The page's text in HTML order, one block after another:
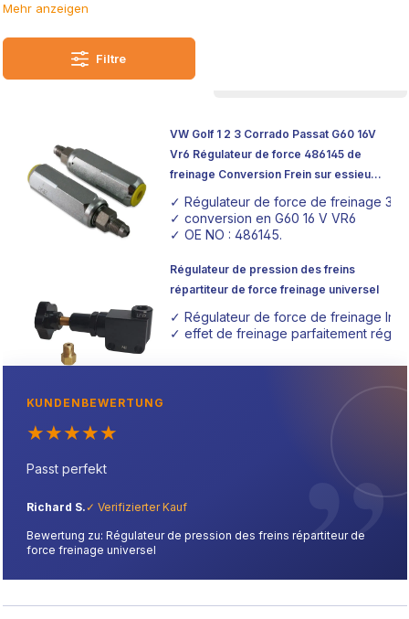
un ajustement précis de la pression de freinage entre les
essieux avant et arrière, ce qui est essentiel pour des
performances et une sécurité optimales.
habituelles, reflètent notre engagement en faveur de
l'innovation et de la satisfaction des clients. Ils sont idéaux
pour tous ceux qui souhaitent personnaliser leur véhicule
et améliorer la conduite et la sécurité.
Nos réducteurs de pression de freinage vous donnent le
puissance de freinage de votre véhicule, ce qui est
particulièrement utile dans les applications axées sur la
performance et le sport automobile.
Mehr anzeigen
Filtre
VW Golf 1 2 3 Corrado Passat G60 16V
Vr6 Régulateur de force 486145 de
freinage Conversion Frein sur essieu
arrière Adaptateur pour étrier à frein
Mamelons de frein
✓ Régulateur de force de freinage 3/
✓ conversion en G60 16 V VR6
✓ OE NO : 486145.
Régulateur de pression des freins
répartiteur de force freinage universel
✓ Régulateur de force de freinage
✓ effet de freinage parfaitement
KUNDENBEWERTUNG
★★★★★
Passt perfekt
Richard S. ✓ Verifizierter Kauf
Bewertung zu: Régulateur de pression des freins répartiteur de
force freinage universel